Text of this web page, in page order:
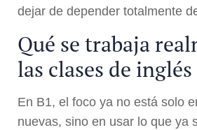
dejar de depender totalmente
Qué se trabaja
las clases de inglés
En B1, el foco ya no está solo
nuevas, sino en usar lo que ya